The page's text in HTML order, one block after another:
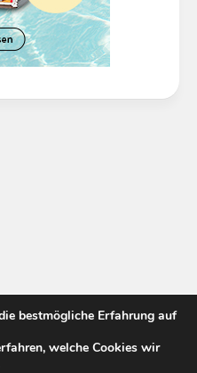
bestmögliche Erfahrung auf
welche Cookies wir